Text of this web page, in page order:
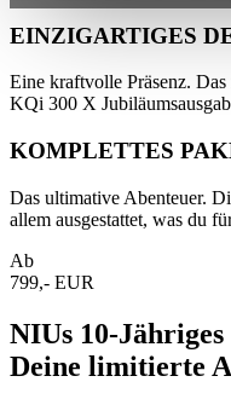
EINZIGARTIGES
Eine kraftvolle Präsenz.
KQi 300 X
KOMPLETTES
Das ultimative Abenteuer.
allem ausgestattet, was du
Ab
799,- EUR
NIUs 10-
Deine limitierte